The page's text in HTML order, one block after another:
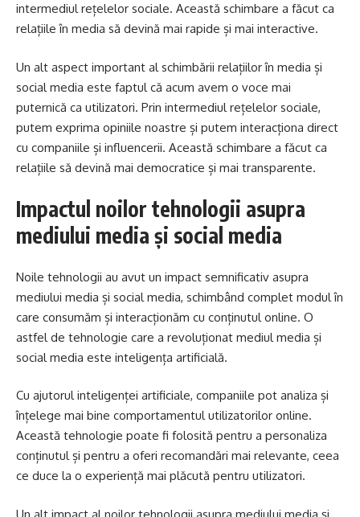
intermediul rețelelor sociale. Această schimbare a făcut ca
relațiile în media să devină mai rapide și mai interactive.
Un alt aspect important al schimbării relațiilor în media și
social media este faptul că acum avem o voce mai
puternică ca utilizatori. Prin intermediul rețelelor sociale,
putem exprima opiniile noastre și putem interacționa direct
cu companiile și influencerii. Această schimbare a făcut ca
relațiile să devină mai democratice și mai transparente.
Impactul noilor tehnologii asupra
mediului media și social media
Noile tehnologii au avut un impact semnificativ asupra
mediului media și social media, schimbând complet modul în
care consumăm și interacționăm cu conținutul online. O
astfel de tehnologie care a revoluționat mediul media și
social media este inteligența artificială.
Cu ajutorul inteligenței artificiale, companiile pot analiza și
înțelege mai bine comportamentul utilizatorilor online.
Această tehnologie poate fi folosită pentru a personaliza
conținutul și pentru a oferi recomandări mai relevante, ceea
ce duce la o experiență mai plăcută pentru utilizatori.